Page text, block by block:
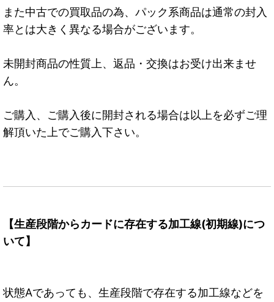
また中古での買取品の為、パック系商品は通常の封入
率とは大きく異なる場合がございます。
未開封商品の性質上、返品・交換はお受け出来ませ
ん。
ご購入、ご購入後に開封される場合は以上を必ずご理
解頂いた上でご購入下さい。
【生産段階からカードに存在する加工線(初期線)につ
いて】
状態Aであっても、生産段階で存在する加工線などを